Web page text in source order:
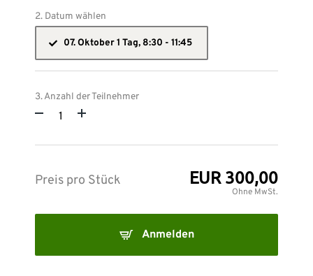
2. Datum wählen
07. Oktober 1 Tag, 8:30 - 11:45
3. Anzahl der Teilnehmer
Preis pro Stück EUR 300,00
Ohne MwSt.
Anmelden